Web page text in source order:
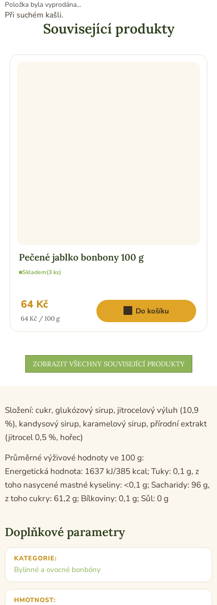
Položka byla vyprodána…
Při suchém kašli.
Související produkty
Pečené jablko bonbony 100 g
Skladem(3 ks)
64 Kč
Měrná
64 Kč / 100 g
Do košíku
ZOBRAZIT VŠECHNY SOUVISEJÍCÍ PRODUKTY
Složení: cukr, glukózový sirup, jitrocelový výluh (10,9
%), kandysový sirup, karamelový sirup, přírodní extrakt
(jitrocel 0,5 %, hořec)
Průměrné výživové hodnoty ve 100 g:
Energetická hodnota: 1637 kJ/385 kcal; Tuky: 0,1 g, z
toho nasycené mastné kyseliny: <0,1 g; Sacharidy: 96 g,
z toho cukry: 61,2 g; Bílkoviny: 0,1 g; Sůl: 0 g
Doplňkové parametry
KATEGORIE:
Bylinné a ovocné bonbóny
HMOTNOST: